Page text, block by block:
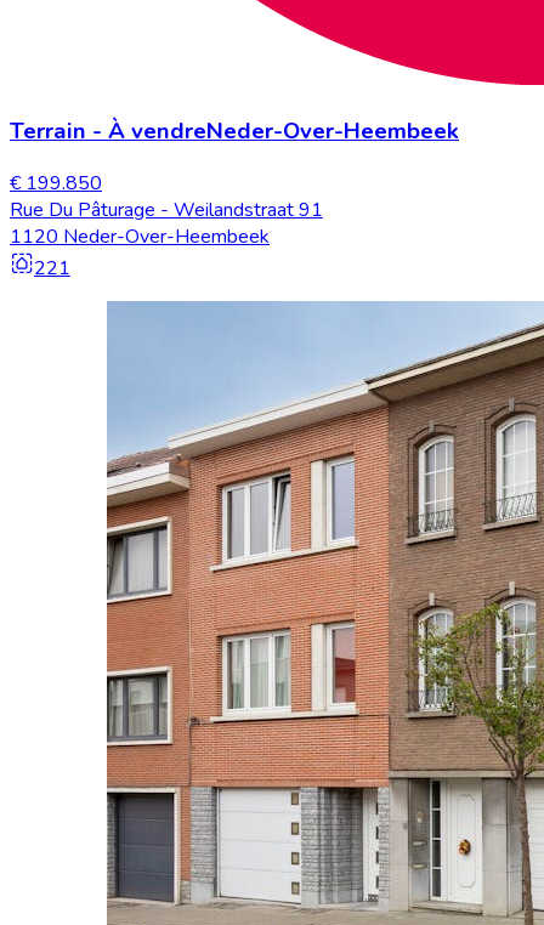
Terrain - À vendreNeder-Over-Heembeek
€ 199.850
Rue Du Pâturage - Weilandstraat 91
1120 Neder-Over-Heembeek
221